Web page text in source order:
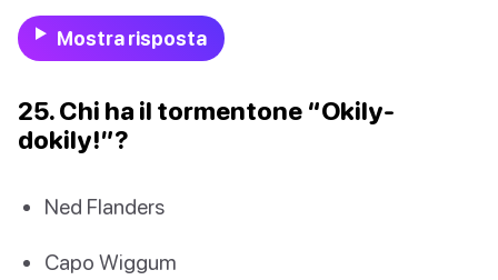
Mostra risposta
25. Chi ha il tormentone “Okily-
dokily!”?
Ned Flanders
Capo Wiggum